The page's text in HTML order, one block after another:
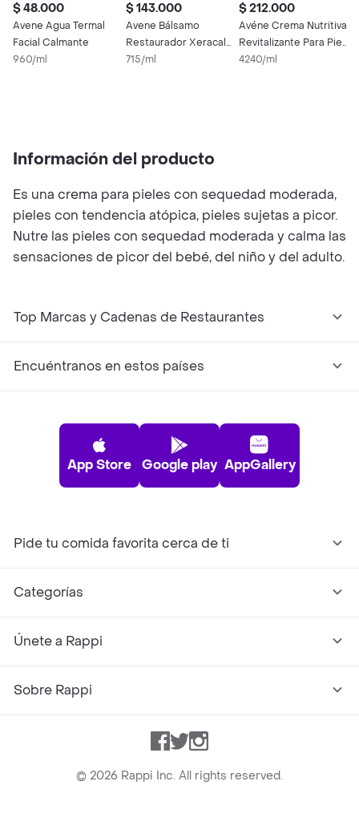
$ 48.000
Avene Agua Termal
Facial Calmante
960/ml
$ 143.000
Avene Bálsamo
Restaurador Xeracalm
AD
715/ml
$ 212.000
Avéne Crema Nutritiva
Revitalizante Para Piel
Seca
4240/ml
Información del producto
Es una crema para pieles con sequedad moderada,
pieles con tendencia atópica, pieles sujetas a picor.
Nutre las pieles con sequedad moderada y calma las
sensaciones de picor del bebé, del niño y del adulto.
Top Marcas y Cadenas de Restaurantes
Encuéntranos en estos países
App Store Google play AppGallery
Pide tu comida favorita cerca de ti
Categorías
Únete a Rappi
Sobre Rappi
Facebook
TwitterInstagram
© 2026 Rappi Inc. All rights reserved.